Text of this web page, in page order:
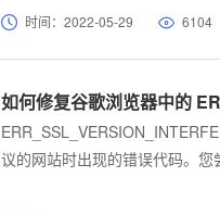
时间：2022-05-29 6104
议的网站时出现的错误代码。您